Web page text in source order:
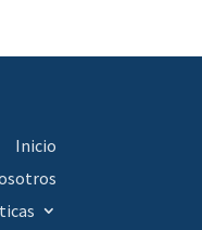
Inicio